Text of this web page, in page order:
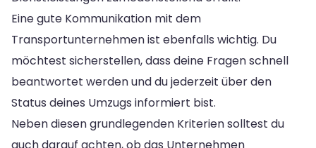
Eine gute Kommunikation mit dem
Transportunternehmen ist ebenfalls wichtig. Du
möchtest sicherstellen, dass deine Fragen schnell
beantwortet werden und du jederzeit über den
Status deines Umzugs informiert bist.
Neben diesen grundlegenden Kriterien solltest du
auch darauf achten, ob das Unternehmen